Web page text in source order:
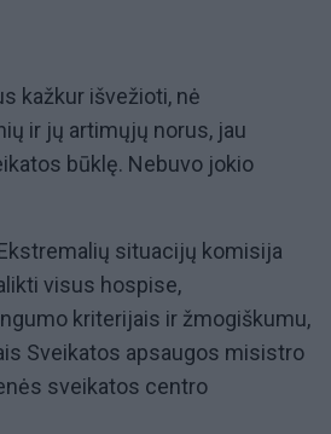
kažkur išvežioti, nė
ir jų artimųjų norus, jau
būklę. Nebuvo jokio
situacijų komisija
visus hospise,
kriterijais ir žmogiškumu,
Sveikatos apsaugos misistro
sveikatos centro